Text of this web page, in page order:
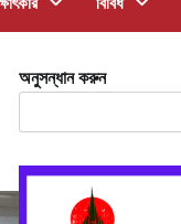
অনুসন্ধান করুন